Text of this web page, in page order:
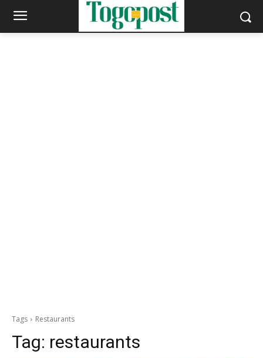
Tags Restaurants
Tag: restaurants